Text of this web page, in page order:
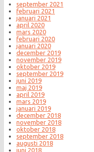
september 2021
februari 2021
januari 2021
april 2020
mars 2020
februari 2020
januari 2020
december 2019
november 2019
oktober 2019
september 2019
juni 2019
maj 2019
april 2019
mars 2019
januari 2019
december 2018
november 2018
oktober 2018
september 2018
augusti 2018
juni 2018